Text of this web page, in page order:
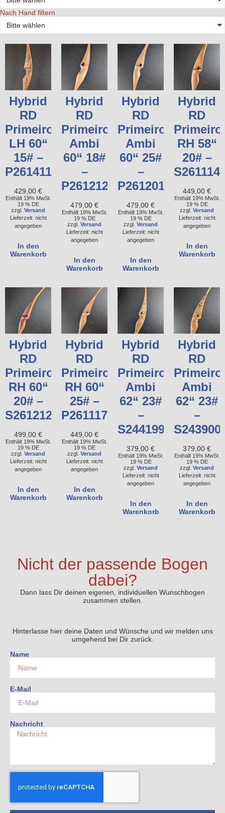
Nach Hand filtern
Bitte wählen
Hybrid
RD
Primeiro
LH 60“
15# –
P261411736
429,00 €
Enthält 19% MwSt.
19 % DE
zzgl. Versand
Lieferzeit: nicht
angegeben
In den
Warenkorb
Hybrid
RD
Primeiro
Ambi
60“ 18#
–
P261212518
479,00 €
Enthält 19% MwSt.
19 % DE
zzgl. Versand
Lieferzeit: nicht
angegeben
In den
Warenkorb
Hybrid
RD
Primeiro
Ambi
60“ 25#
–
P261201745
479,00 €
Enthält 19% MwSt.
19 % DE
zzgl. Versand
Lieferzeit: nicht
angegeben
In den
Warenkorb
Hybrid
RD
Primeiro
RH 58“
20# –
449,00 €
Enthält 19% MwSt.
19 % DE
zzgl. Versand
Lieferzeit: nicht
angegeben
In den
Warenkorb
Hybrid
RD
Primeiro
RH 60“
20# –
S261212249
499,00 €
Enthält 19% MwSt.
19 % DE
zzgl. Versand
Lieferzeit: nicht
angegeben
In den
Warenkorb
Hybrid
RD
Primeiro
RH 60“
25# –
P261117165
449,00 €
Enthält 19% MwSt.
19 % DE
zzgl. Versand
Lieferzeit: nicht
angegeben
In den
Warenkorb
Hybrid
RD
Primeiro
Ambi
62“ 23#
–
S244199753
379,00 €
Enthält 19% MwSt.
19 % DE
zzgl. Versand
Lieferzeit: nicht
angegeben
In den
Warenkorb
Hybrid
RD
Primeiro
Ambi
62“ 23#
–
379,00 €
Enthält 19% MwSt.
19 % DE
zzgl. Versand
Lieferzeit: nicht
angegeben
In den
Warenkorb
Nicht der passende Bogen
dabei?
Dann lass Dir deinen eigenen, individuellen Wunschbogen
zusammen stellen.
Hinterlasse hier deine Daten und Wünsche und wir melden uns
umgehend bei Dir zurück.
Name
E-Mail
Nachricht